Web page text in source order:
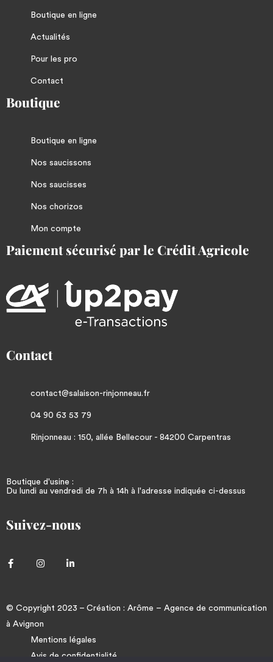
Boutique en ligne
Actualités
Pour les pro
Contact
Boutique
Boutique en ligne
Nos saucissons
Nos saucisses
Nos chorizos
Mon compte
Paiement sécurisé par le Crédit Agricole
Contact
contact@salaison-rinjonneau.fr
04 90 63 53 79
Rinjonneau : 150, allée Bellecour - 84200 Carpentras
Boutique d'usine :
Du lundi au vendredi de 7h à 14h à l'adresse indiquée ci-dessus
Suivez-nous
© Copyright 2023 – Création : Arôme – Agence de communication
à Avignon
Mentions légales
Avis de confidentialité